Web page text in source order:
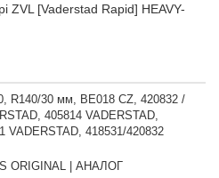
ZVL [Vaderstad Rapid] HEAVY-
R140/30 мм, BE018 CZ, 420832 /
405814 VADERSTAD,
VADERSTAD, 418531/420832
ORIGINAL | АНАЛОГ